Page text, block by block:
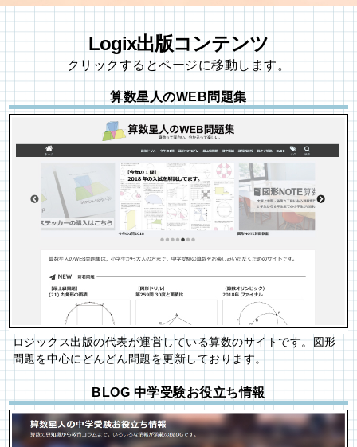
Logix出版コンテンツ
クリックするとページに移動します。
算数星人のWEB問題集
ロジックス出版の代表が運営している算数のサイトです。図形
問題を中心にどんどん問題を更新しております。
BLOG 中学受験お役立ち情報